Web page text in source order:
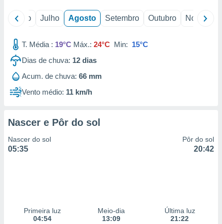
Junho Julho Agosto Setembro Outubro Novembro
T. Média : 19°C Máx.: 24°C Min: 15°C
Dias de chuva: 12 dias
Acum. de chuva: 66 mm
Vento médio: 11 km/h
Nascer e Pôr do sol
Nascer do sol
05:35
Pôr do sol
20:42
Primeira luz
04:54
Meio-dia
13:09
Última luz
21:22